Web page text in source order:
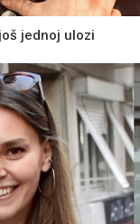
jednoj ulozi